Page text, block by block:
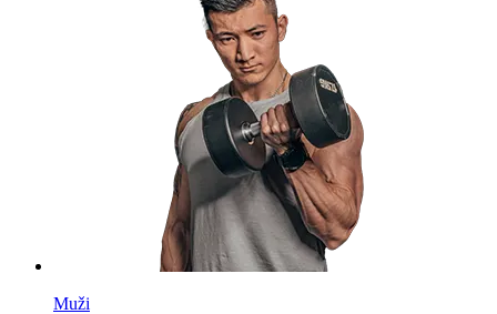
Muži